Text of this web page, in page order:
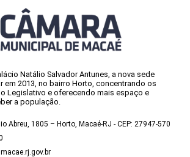
Natálio Salvador Antunes, a nova sede
em 2013, no bairro Horto, concentrando os
Legislativo e oferecendo mais espaço e
a população.
Abreu, 1805 – Horto, Macaé-RJ - CEP: 27947-570